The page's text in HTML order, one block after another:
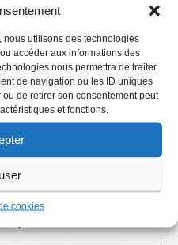
nous utilisons des technologies
accéder aux informations des
nous permettra de traiter
de navigation ou les ID uniques
de retirer son consentement peut
et fonctions.
cookies
en cela à leurs
tort de ne pas
danger d’une telle
l’évidence, ils
fait de chercher
leçons du
Agences)
crises de la
presse